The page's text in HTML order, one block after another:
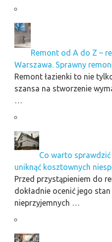
Remont od A do Z –
Warszawa. Sprawny
Remont łazienki to nie
szansa na stworzenie
…
Co warto
uniknąć kosztownych
Przed przystąpieniem do
dokładnie ocenić jego
nieprzyjemnych …